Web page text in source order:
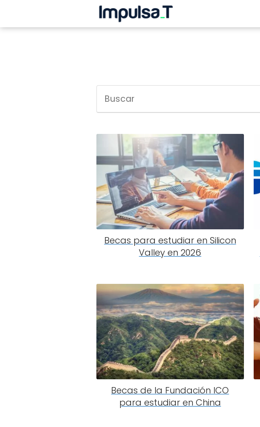
Becas para estudiar en Silicon
Valley en 2026
Becas de la Fundación ICO
para estudiar en China